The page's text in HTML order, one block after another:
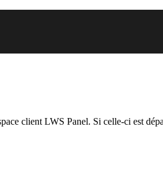
client LWS Panel. Si celle-ci est